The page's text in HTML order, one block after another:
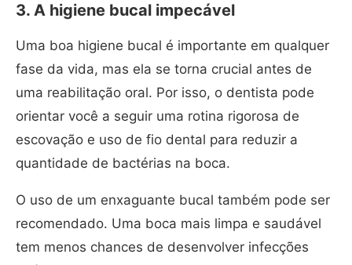
3. A higiene bucal impecável
Uma boa higiene bucal é importante em qualquer
fase da vida, mas ela se torna crucial antes de
uma reabilitação oral. Por isso, o dentista pode
orientar você a seguir uma rotina rigorosa de
escovação e uso de fio dental para reduzir a
quantidade de bactérias na boca.
O uso de um enxaguante bucal também pode ser
recomendado. Uma boca mais limpa e saudável
tem menos chances de desenvolver infecções